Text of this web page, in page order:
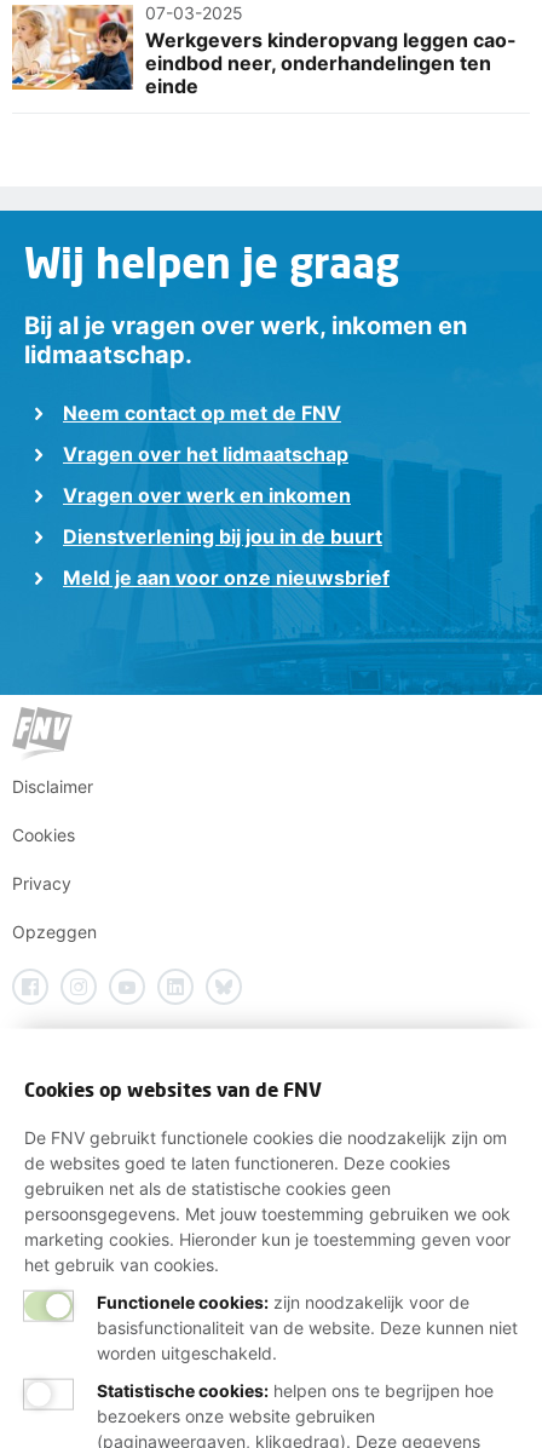
07-03-2025
Werkgevers kinderopvang leggen cao-
eindbod neer, onderhandelingen ten
einde
Wij helpen je graag
Bij al je vragen over werk, inkomen en
lidmaatschap.
Neem contact op met de FNV
Vragen over het lidmaatschap
Vragen over werk en inkomen
Dienstverlening bij jou in de buurt
Meld je aan voor onze nieuwsbrief
Disclaimer
Cookies
Privacy
Opzeggen
Cookies op websites van de FNV
De FNV gebruikt functionele cookies die noodzakelijk zijn om
de websites goed te laten functioneren. Deze cookies
gebruiken net als de statistische cookies geen
persoonsgegevens. Met jouw toestemming gebruiken we ook
marketing cookies. Hieronder kun je toestemming geven voor
het gebruik van cookies.
Functionele cookies: zijn noodzakelijk voor de
basisfunctionaliteit van de website. Deze kunnen niet
worden uitgeschakeld.
Statistische cookies: helpen ons te begrijpen hoe
bezoekers onze website gebruiken
(paginaweergaven, klikgedrag). Deze gegevens